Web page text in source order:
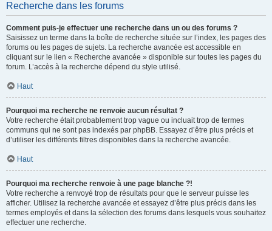
Recherche dans les forums
Comment puis-je effectuer une recherche dans un ou des forums ?
Saisissez un terme dans la boîte de recherche située sur l’index, les pages des
forums ou les pages de sujets. La recherche avancée est accessible en
cliquant sur le lien « Recherche avancée » disponible sur toutes les pages du
forum. L’accès à la recherche dépend du style utilisé.
Haut
Pourquoi ma recherche ne renvoie aucun résultat ?
Votre recherche était probablement trop vague ou incluait trop de termes
communs qui ne sont pas indexés par phpBB. Essayez d’être plus précis et
d’utiliser les différents filtres disponibles dans la recherche avancée.
Haut
Pourquoi ma recherche renvoie à une page blanche ?!
Votre recherche a renvoyé trop de résultats pour que le serveur puisse les
afficher. Utilisez la recherche avancée et essayez d’être plus précis dans les
termes employés et dans la sélection des forums dans lesquels vous souhaitez
effectuer une recherche.